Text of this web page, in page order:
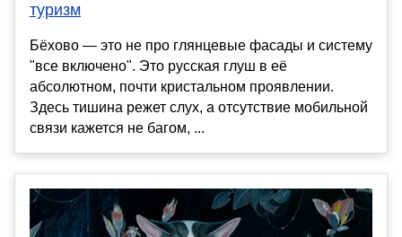
туризм
Бёхово — это не про глянцевые фасады и систему
"все включено". Это русская глуш в её
абсолютном, почти кристальном проявлении.
Здесь тишина режет слух, а отсутствие мобильной
связи кажется не багом, ...